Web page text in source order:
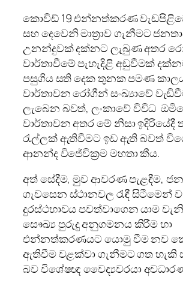
කොවිඩ් 19 එන්නත්කරණ
සහ දෙවෙනි මාත්‍රාව ගැනීමට
උනන්දුවක් දක්නට ලැබුණ අතර
වාර්තාවීමේ පැහැදිළි අඩුවීමක්
පසුගිය සති දෙක තුනක පමණ
වාර්තාවන රෝගීන් සංඛ්‍යාවේ
ලැබෙන බවත්, ලංකාවේ විවිධ
වාර්තාවන අතර මේ නිසා
රැල්ලක් ඇතිවීමට ඉඩ ඇති බවත්
ආනන්ද විජේවික්‍රම මහතා කීය.
අත් සේදීම, මුව ආවරණ පැළඳීම,
ගැවසෙන ස්ථානවල රැඳී සිටීමෙන්
දුරස්ථභාවය පවත්වාගෙන යාම
සෞඛ්‍ය පුරුදු අනුගමනය කිරීම හා
එන්නත්කරණයට යොමු වීම නව
ඇතිවීම වළක්වා ගැනීමට ගත හැකි
බව විශේෂඥ වෛද්‍යවරයා